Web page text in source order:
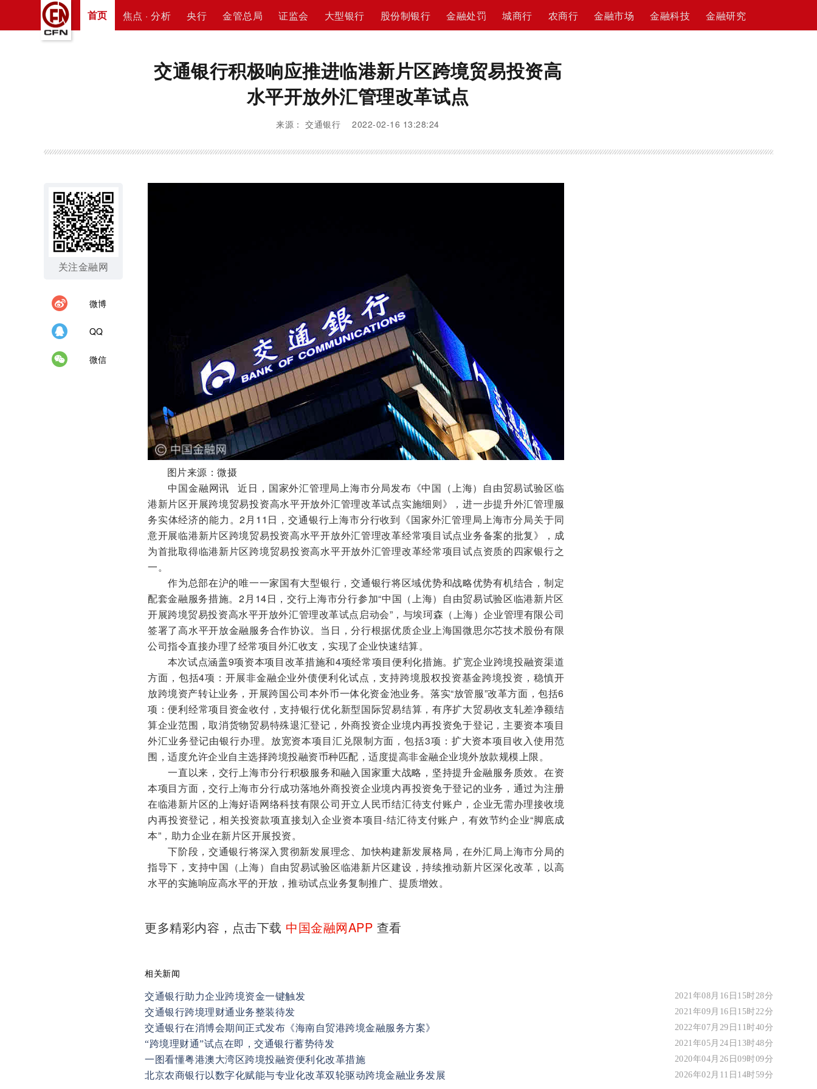
首页 焦点 · 分析 央行 金管总局 证监会 大型银行 股份制银行 金融处罚 城商行 农商行 金融市场 金融科技 金融研究
交通银行积极响应推进临港新片区跨境贸易投资高
水平开放外汇管理改革试点
来源： 交通银行 2022-02-16 13:28:24
关注金融网
微博
QQ
微信
图片来源：微摄
中国金融网讯近日，国家外汇管理局上海市分局发布《中国（上海）自由贸易试验区临
港新片区开展跨境贸易投资高水平开放外汇管理改革试点实施细则》，进一步提升外汇管理服
务实体经济的能力。2月11日，交通银行上海市分行收到《国家外汇管理局上海市分局关于同
意开展临港新片区跨境贸易投资高水平开放外汇管理改革经常项目试点业务备案的批复》，成
为首批取得临港新片区跨境贸易投资高水平开放外汇管理改革经常项目试点资质的四家银行之
一。
作为总部在沪的唯一一家国有大型银行，交通银行将区域优势和战略优势有机结合，制定
配套金融服务措施。2月14日，交行上海市分行参加“中国（上海）自由贸易试验区临港新片区
开展跨境贸易投资高水平开放外汇管理改革试点启动会”，与埃珂森（上海）企业管理有限公司
签署了高水平开放金融服务合作协议。当日，分行根据优质企业上海国微思尔芯技术股份有限
公司指令直接办理了经常项目外汇收支，实现了企业快速结算。
本次试点涵盖9项资本项目改革措施和4项经常项目便利化措施。扩宽企业跨境投融资渠道
方面，包括4项：开展非金融企业外债便利化试点，支持跨境股权投资基金跨境投资，稳慎开
放跨境资产转让业务，开展跨国公司本外币一体化资金池业务。落实“放管服”改革方面，包括6
项：便利经常项目资金收付，支持银行优化新型国际贸易结算，有序扩大贸易收支轧差净额结
算企业范围，取消货物贸易特殊退汇登记，外商投资企业境内再投资免于登记，主要资本项目
外汇业务登记由银行办理。放宽资本项目汇兑限制方面，包括3项：扩大资本项目收入使用范
围，适度允许企业自主选择跨境投融资币种匹配，适度提高非金融企业境外放款规模上限。
一直以来，交行上海市分行积极服务和融入国家重大战略，坚持提升金融服务质效。在资
本项目方面，交行上海市分行成功落地外商投资企业境内再投资免于登记的业务，通过为注册
在临港新片区的上海好语网络科技有限公司开立人民币结汇待支付账户，企业无需办理接收境
内再投资登记，相关投资款项直接划入企业资本项目-结汇待支付账户，有效节约企业“脚底成
本”，助力企业在新片区开展投资。
下阶段，交通银行将深入贯彻新发展理念、加快构建新发展格局，在外汇局上海市分局的
指导下，支持中国（上海）自由贸易试验区临港新片区建设，持续推动新片区深化改革，以高
水平的实施响应高水平的开放，推动试点业务复制推广、提质增效。
更多精彩内容，点击下载 中国金融网APP 查看
相关新闻
交通银行助力企业跨境资金一键触发 2021年08月16日15时28分
交通银行跨境理财通业务整装待发 2021年09月16日15时22分
交通银行在消博会期间正式发布《海南自贸港跨境金融服务方案》 2022年07月29日11时40分
“跨境理财通”试点在即，交通银行蓄势待发 2021年05月24日13时48分
一图看懂粤港澳大湾区跨境投融资便利化改革措施 2020年04月26日09时09分
北京农商银行以数字化赋能与专业化改革双轮驱动跨境金融业务发展 2026年02月11日14时59分